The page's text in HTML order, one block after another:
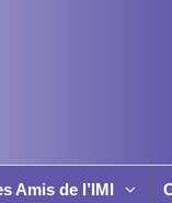
Amis de l’IMI